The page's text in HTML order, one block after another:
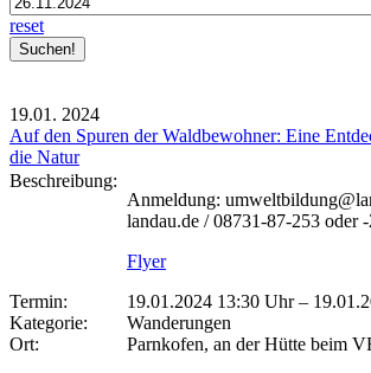
reset
19.01. 2024
Auf den Spuren der Waldbewohner: Eine
die Natur
Beschreibung:
Anmeldung:
landau.de / 08731-87-253 oder
Flyer
Termin:
19.01.2024 13:30 Uhr–
Kategorie:
Wanderungen
Ort:
Parnkofen, an der Hütte beim